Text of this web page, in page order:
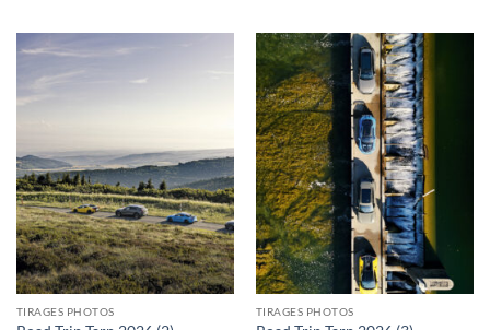
TIRAGES PHOTOS TIRAGES PHOTOS